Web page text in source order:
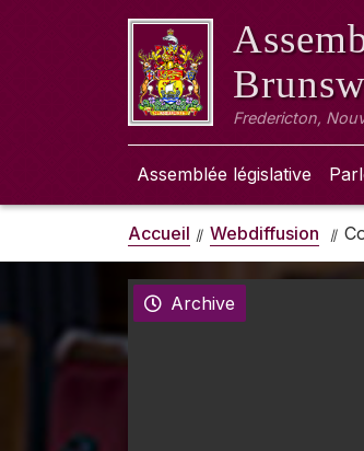
Fredericton,
Assemblée législative
Accueil Webdiffusion
Archive